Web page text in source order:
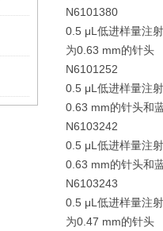
N6101380
0.5 μL低进样量注
为0.63 mm的针头
N6101252
0.5 μL低进样量注
0.63 mm的针头和
N6103242
0.5 μL低进样量注
0.63 mm的针头和
N6103243
0.5 μL低进样量注
为0.47 mm的针头